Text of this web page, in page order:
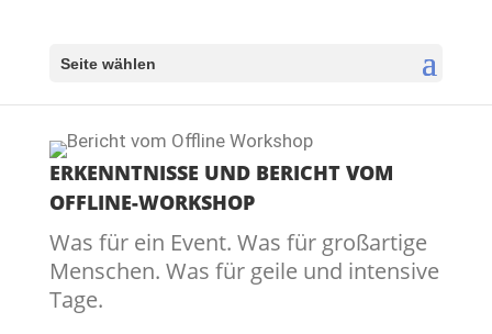
Seite wählen
ERKENNTNISSE UND BERICHT VOM
OFFLINE-WORKSHOP
Was für ein Event. Was für großartige
Menschen. Was für geile und intensive
Tage.